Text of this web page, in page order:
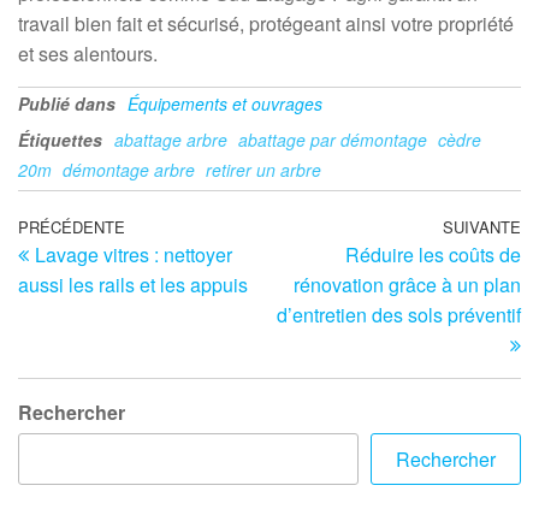
travail bien fait et sécurisé, protégeant ainsi votre propriété
et ses alentours.
Publié dans Équipements et ouvrages
Étiquettes abattage arbre abattage par démontage cèdre
20m démontage arbre retirer un arbre
Navigation
de
Article
précédent
PRÉCÉDENTE
Lavage vitres : nettoyer
aussi les rails et les appuis
SUIVANTE
Réduire les coûts de
rénovation grâce à un plan
d’entretien des sols préventif
Rechercher
Rechercher